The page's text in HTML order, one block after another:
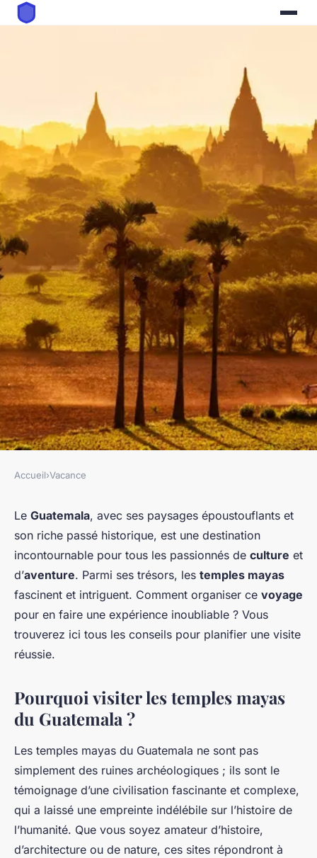
Comment organiser une visite
des temples mayas au
Guatemala?
Kylian•9 juillet 2024•6 min de lecture
Accueil›Vacance
Le Guatemala, avec ses paysages époustouflants et
son riche passé historique, est une destination
incontournable pour tous les passionnés de culture et
d’aventure. Parmi ses trésors, les temples mayas
fascinent et intriguent. Comment organiser ce voyage
pour en faire une expérience inoubliable ? Vous
trouverez ici tous les conseils pour planifier une visite
réussie.
Pourquoi visiter les temples mayas
du Guatemala ?
Les temples mayas du Guatemala ne sont pas
simplement des ruines archéologiques ; ils sont le
témoignage d’une civilisation fascinante et complexe,
qui a laissé une empreinte indélébile sur l’histoire de
l’humanité. Que vous soyez amateur d’histoire,
d’architecture ou de nature, ces sites répondront à